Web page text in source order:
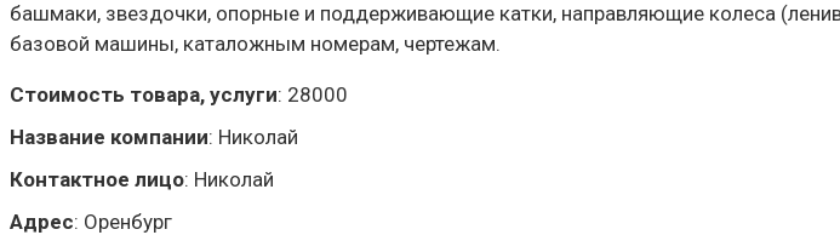
башмаки, звездочки, опорные и поддерживающие катки, направляющие колеса
базовой машины, каталожным номерам, чертежам.
Стоимость товара, услуги: 28000
Название компании: Николай
Контактное лицо: Николай
Адрес: Оренбург